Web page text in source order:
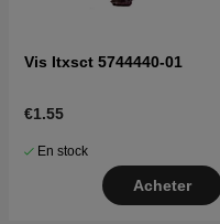
Vis Itxsct 5744440-01
€1.55
En stock
Acheter